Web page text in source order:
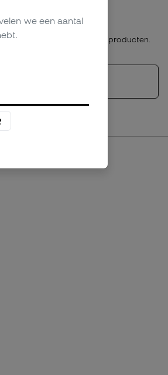
op gepersonaliseerde producten.
we een aantal